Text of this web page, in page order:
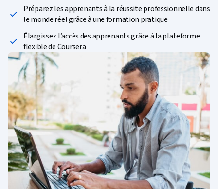
Préparez les apprenants à la réussite professionnelle dans
le monde réel grâce à une formation pratique
Élargissez l’accès des apprenants grâce à la plateforme
flexible de Coursera